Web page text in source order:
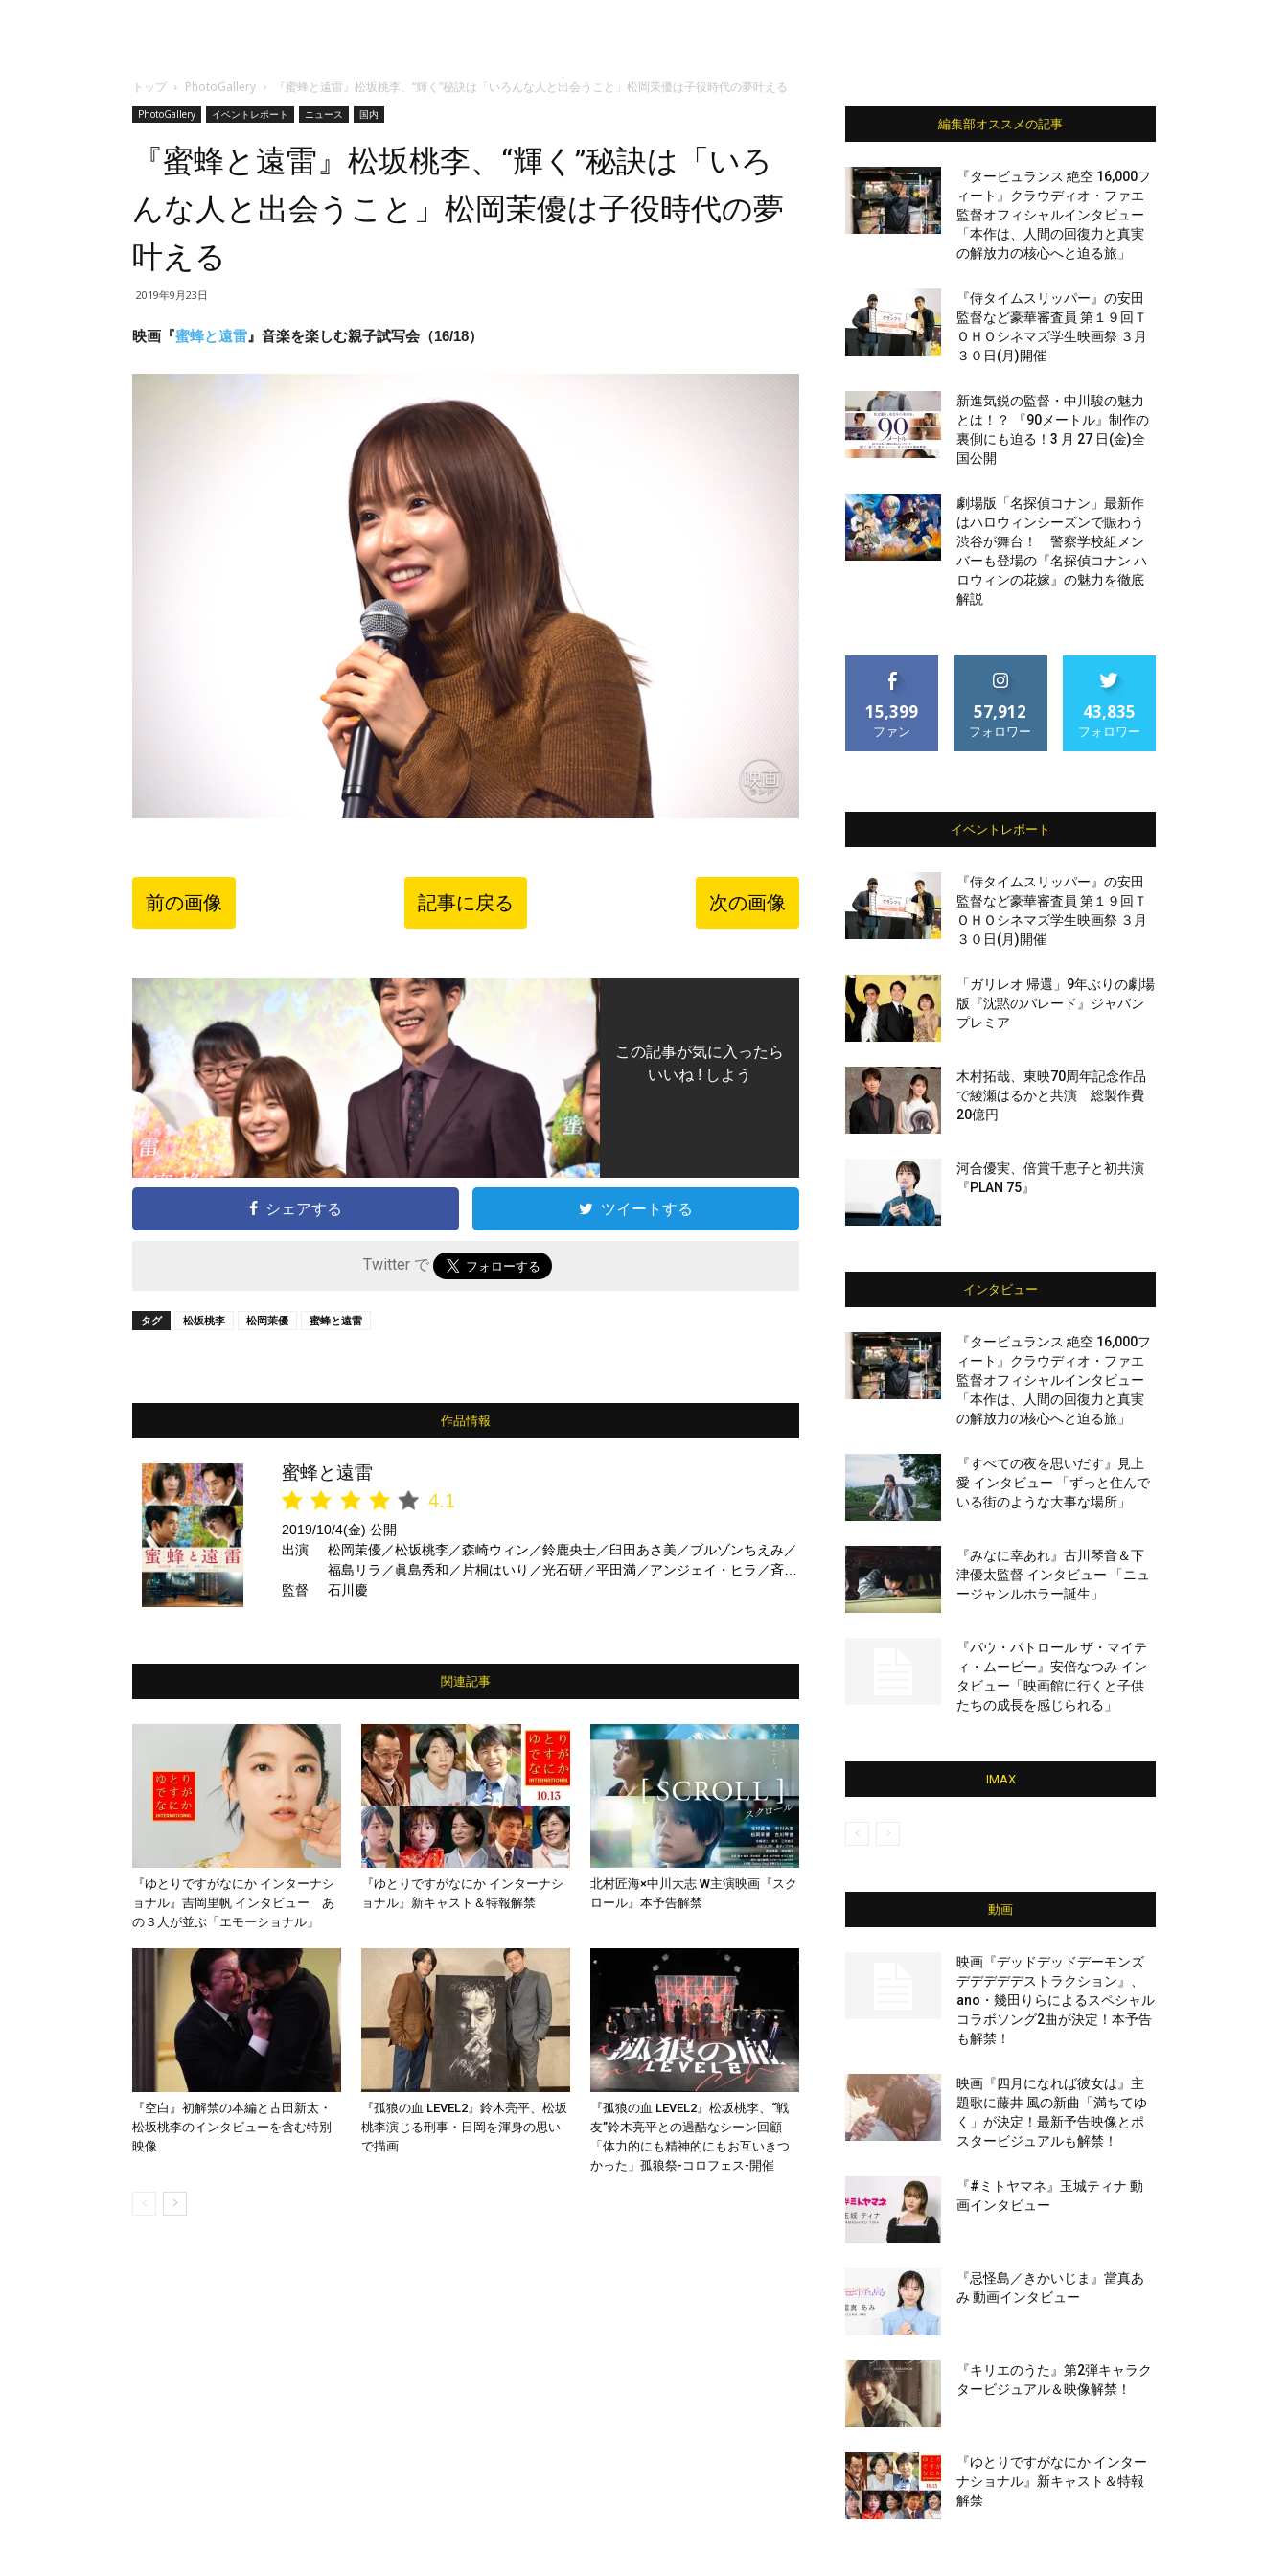
トップ PhotoGallery 『蜜蜂と遠雷』松坂桃李、“輝く”秘訣は「いろんな人と出会うこと」松岡茉優は子役時代の夢叶える
PhotoGallery イベントレポート ニュース 国内
『蜜蜂と遠雷』松坂桃李、“輝く”秘訣は「いろ
んな人と出会うこと」松岡茉優は子役時代の夢
叶える
2019年9月23日
映画『蜜蜂と遠雷 』音楽を楽しむ親子試写会（16/18）
前の画像 記事に戻る 次の画像
この記事が気に入ったら
いいね ! しよう
シェアする ツイートする
Twitter で
タグ 松坂桃李 松岡茉優 蜜蜂と遠雷
作品情報
蜜蜂と遠雷
4.1
2019/10/4(金) 公開
出演
松岡茉優／松坂桃李／森崎ウィン／鈴鹿央士／臼田あさ美／ブルゾンちえみ／
福島リラ／眞島秀和／片桐はいり／光石研／平田満／アンジェイ・ヒラ／斉藤
由貴／鹿賀丈史 ほか
監督 石川慶
関連記事
『ゆとりですがなにか インターナシ
ョナル』吉岡里帆 インタビュー あ
の３人が並ぶ「エモーショナル」
『ゆとりですがなにか インターナシ
ョナル』新キャスト＆特報解禁
北村匠海×中川大志 W主演映画『スク
ロール』本予告解禁
『空白』初解禁の本編と古田新太・
松坂桃李のインタビューを含む特別
映像
『孤狼の血 LEVEL2』鈴木亮平、松坂
桃李演じる刑事・日岡を渾身の思い
で描画
『孤狼の血 LEVEL2』松坂桃李、“戦
友”鈴木亮平との過酷なシーン回顧
「体力的にも精神的にもお互いきつ
かった」孤狼祭-コロフェス-開催
編集部オススメの記事
『タービュランス 絶空 16,000フ
ィート』クラウディオ・ファエ
監督オフィシャルインタビュー
「本作は、人間の回復力と真実
の解放力の核心へと迫る旅」
『侍タイムスリッパー』の安田
監督など豪華審査員 第１９回Ｔ
ＯＨＯシネマズ学生映画祭 ３月
３０日(月)開催
新進気鋭の監督・中川駿の魅力
とは！？ 『90メートル』制作の
裏側にも迫る！3 月 27 日(金)全
国公開
劇場版「名探偵コナン」最新作
はハロウィンシーズンで賑わう
渋谷が舞台！ 警察学校組メン
バーも登場の『名探偵コナン ハ
ロウィンの花嫁』の魅力を徹底
解説
15,399
ファン
57,912
フォロワー
43,835
フォロワー
イベントレポート
『侍タイムスリッパー』の安田
監督など豪華審査員 第１９回Ｔ
ＯＨＯシネマズ学生映画祭 ３月
３０日(月)開催
「ガリレオ 帰還」9年ぶりの劇場
版『沈黙のパレード』ジャパン
プレミア
木村拓哉、東映70周年記念作品
で綾瀬はるかと共演 総製作費
20億円
河合優実、倍賞千恵子と初共演
『PLAN 75』
インタビュー
『タービュランス 絶空 16,000フ
ィート』クラウディオ・ファエ
監督オフィシャルインタビュー
「本作は、人間の回復力と真実
の解放力の核心へと迫る旅」
『すべての夜を思いだす』見上
愛 インタビュー 「ずっと住んで
いる街のような大事な場所」
『みなに幸あれ』古川琴音＆下
津優太監督 インタビュー 「ニュ
ージャンルホラー誕生」
『パウ・パトロール ザ・マイテ
ィ・ムービー』安倍なつみ イン
タビュー「映画館に行くと子供
たちの成長を感じられる」
IMAX
動画
映画『デッドデッドデーモンズ
デデデデデストラクション』、
ano・幾田りらによるスペシャル
コラボソング2曲が決定！本予告
も解禁！
映画『四月になれば彼女は』主
題歌に藤井 風の新曲「満ちてゆ
く」が決定！最新予告映像とポ
スタービジュアルも解禁！
『#ミトヤマネ』玉城ティナ 動
画インタビュー
『忌怪島／きかいじま』當真あ
み 動画インタビュー
『キリエのうた』第2弾キャラク
タービジュアル＆映像解禁！
『ゆとりですがなにか インター
ナショナル』新キャスト＆特報
解禁